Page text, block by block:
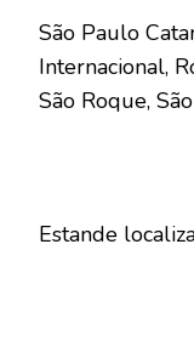
São Paulo
Internacional,
São Roque,
Estande